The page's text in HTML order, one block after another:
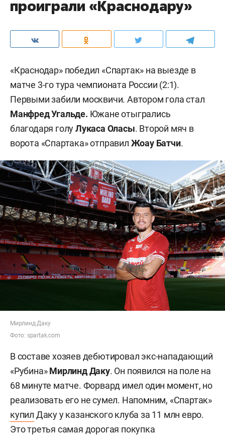
проиграли «Краснодару»
«Краснодар» победил «Спартак» на выезде в
матче 3-го тура чемпионата России (2:1).
Первыми забили москвичи. Автором гола стал
Манфред Угальде. Южане отыгрались
благодаря голуЛукаса Оласы. Второй мяч в
ворота «Спартака» отправил Жоау Батчи.
Мирлинд Даку
Фото: spartak.com
В составе хозяев дебютировал экс-нападающий
«Рубина»Мирлинд Даку. Он появился на поле на
68 минуте матче. Форвард имел один момент, но
реализовать его не сумел. Напомним, «Спартак»
купил Даку у казанского клуба за 11 млн евро.
Это третья самая дорогая покупка